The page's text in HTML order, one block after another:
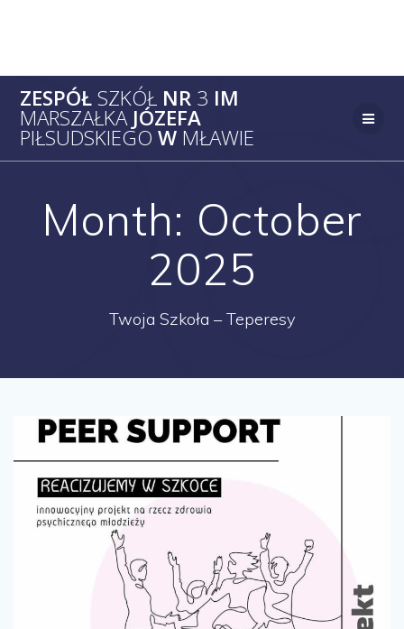
to
ZESPÓŁ SZKÓŁ NR 3 IM
MARSZAŁKAJÓZEFA
PIŁSUDSKIEGO W MŁAWIE
Month: October
2025
Twoja Szkoła – Teperesy